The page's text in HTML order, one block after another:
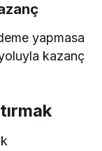
yapmasa
kazanç